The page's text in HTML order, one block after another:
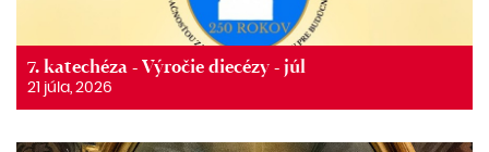
7. katechéza - Výročie diecézy - júl
21 júla, 2026